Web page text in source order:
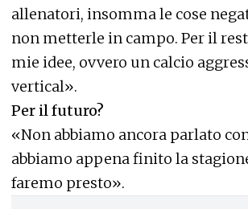
allenatori, insomma le cose
non metterle in campo. Per il
mie idee, ovvero un calcio
vertical».
Per il futuro?
«Non abbiamo ancora parlato
abbiamo appena finito la
faremo presto».